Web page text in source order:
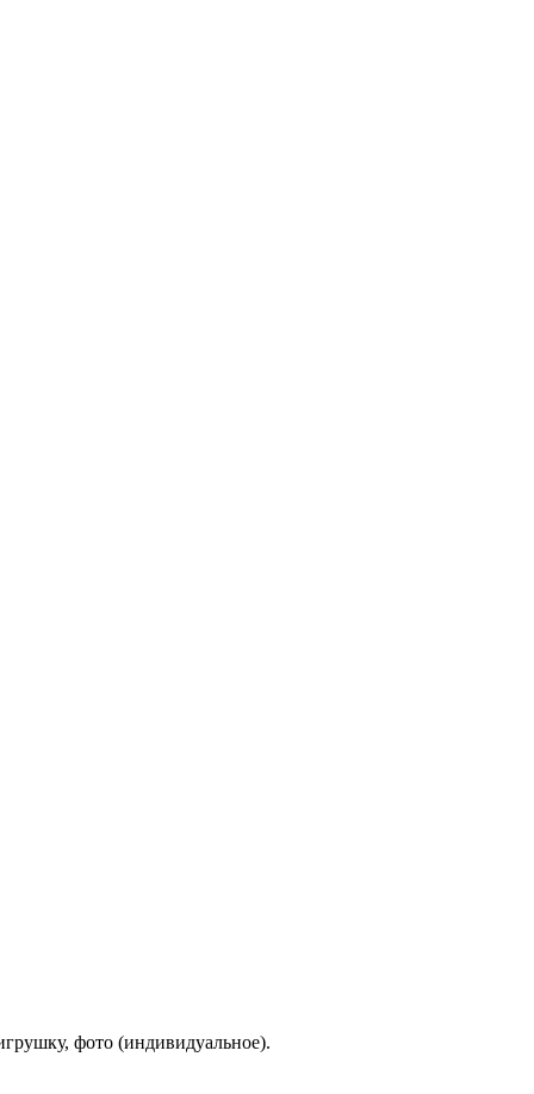
фото (индивидуальное).